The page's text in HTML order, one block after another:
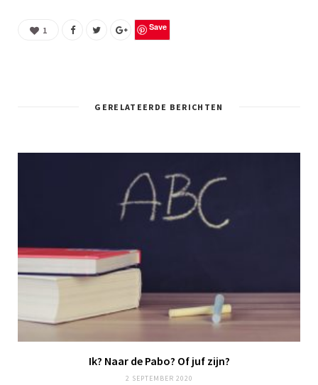
1 Save
GERELATEERDE BERICHTEN
Ik? Naar de Pabo? Of juf zijn?
2 SEPTEMBER 2020